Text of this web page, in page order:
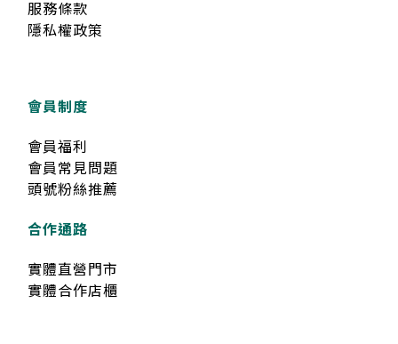
服務條款
隱私權政策
會員制度
會員福利
會員常見問題
頭號粉絲推薦
合作通路
實體直營門市
實體合作店櫃